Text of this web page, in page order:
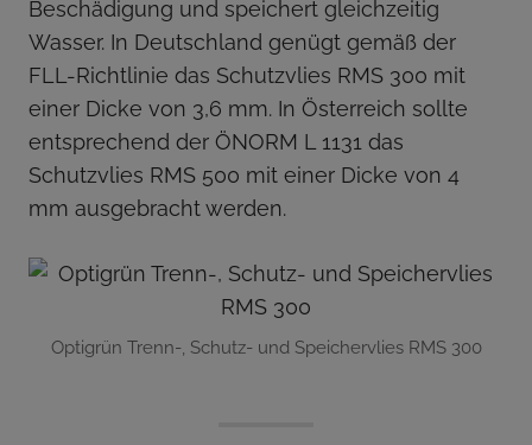
Beschädigung und speichert gleichzeitig
Wasser. In Deutschland genügt gemäß der
FLL-Richtlinie das Schutzvlies RMS 300 mit
einer Dicke von 3,6 mm. In Österreich sollte
entsprechend der ÖNORM L 1131 das
Schutzvlies RMS 500 mit einer Dicke von 4
mm ausgebracht werden.
Optigrün Trenn-, Schutz- und Speichervlies RMS 300